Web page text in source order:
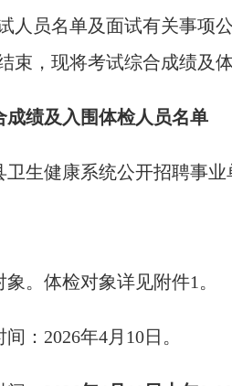
人员名单及面试有关事项
束，现将考试综合成绩及
成绩及入围体检人员名单
卫生健康系统公开招聘事
象。体检对象详见附件1。
间：2026年4月10日。